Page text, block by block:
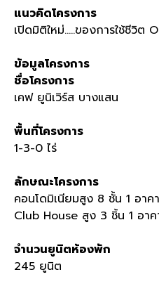
แนวคิดโครงการ
เปิดมิติใหม่.....ของการใช้ชีวิต
ข้อมูลโครงการ
ชื่อโครงการ
เคฟ ยูนิเวิร์ส บางแสน
พื้นที่โครงการ
1-3-0 ไร่
ลักษณะโครงการ
คอนโดมิเนียมสูง 8 ชั้น 1 อาค
Club House สูง 3 ชิ้น 1 อา
จำนวนยูนิตห้องพัก
245 ยูนิต